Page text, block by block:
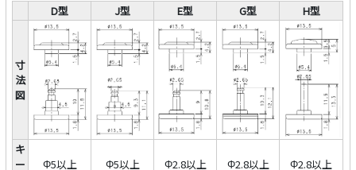
D型 J型 E型 G型 H型
寸
法
図
キ
ー
Φ5以上 Φ5以上 Φ2.8以上 Φ2.8以上 Φ2.8以上